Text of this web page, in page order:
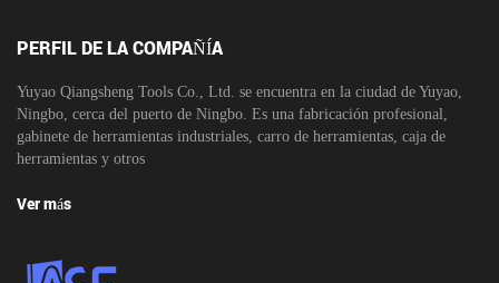
PERFIL DE LA COMPAÑÍA
Yuyao Qiangsheng Tools Co., Ltd. se encuentra en la ciudad de Yuyao,
Ningbo, cerca del puerto de Ningbo. Es una fabricación profesional,
gabinete de herramientas industriales, carro de herramientas, caja de
herramientas y otros
Ver más